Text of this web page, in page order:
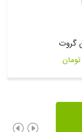
گروت
تومانPrice
through